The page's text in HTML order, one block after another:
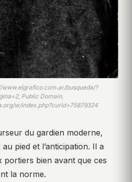
busqueda/?
Public Domain,
w/index.php?curid=75879324
du gardien moderne,
pied et l’anticipation. Il a
portiers bien avant que ces
la norme.